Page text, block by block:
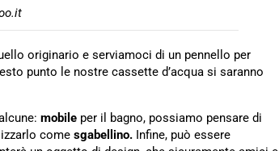
originario e serviamoci di un pennello per
punto le nostre cassette d’acqua si saranno
mobile per il bagno, possiamo pensare di
come sgabellino. Infine, può essere